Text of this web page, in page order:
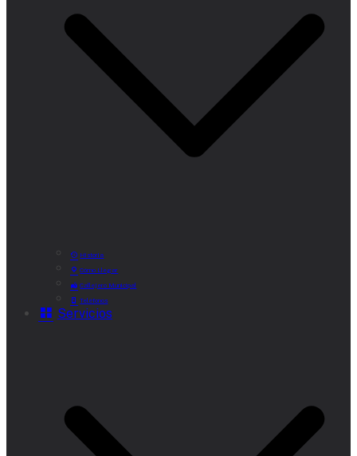
Historia
Cómo Llegar
Callejero Municipal
Teléfonos
Servicios